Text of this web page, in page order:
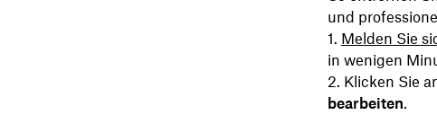
und
Melden Sie
in wenigen
Klicken Sie
bearbeiten.